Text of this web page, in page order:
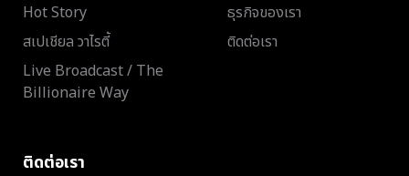
Hot Story
สเปเชียล วาไรตี้
Live Broadcast / The
Billionaire Way
ธุรกิจของเรา
ติดต่อเรา
ติดต่อเรา